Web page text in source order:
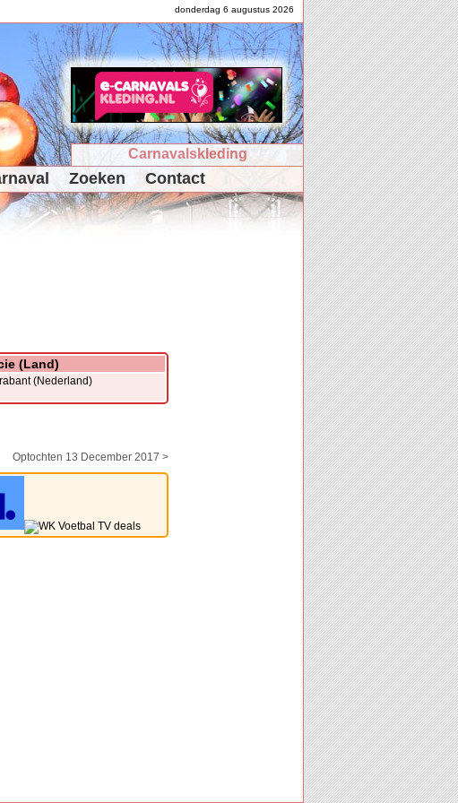
donderdag 6 augustus 2026
Carnavalskleding
Zoeken Contact
(Land)
(Nederland)
Optochten 13 December 2017 >